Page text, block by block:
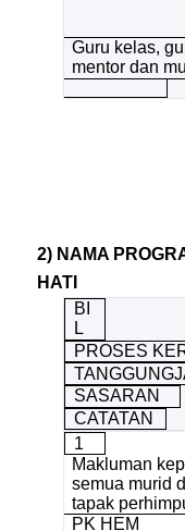
Guru kelas,
mentor dan
2) NAMA
HATI
BI
L
PROSES
SASARAN
CATATAN
1
Makluman
semua murid
tapak
PK HEM